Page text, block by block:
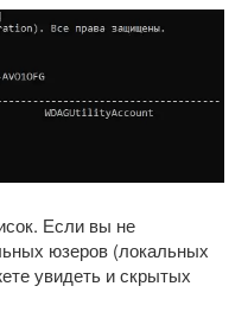
Если вы не
юзеров (локальных
увидеть и скрытых